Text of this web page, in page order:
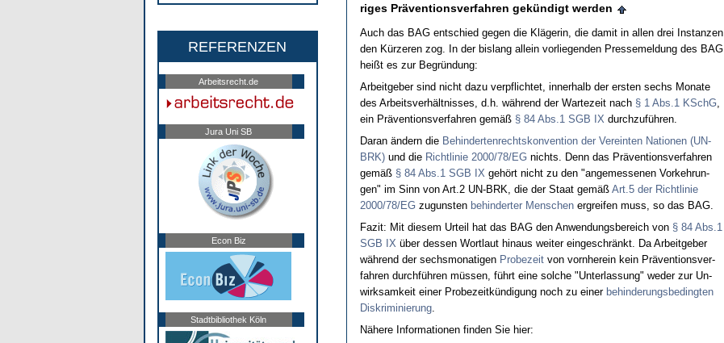
REFERENZEN
Arbeitsrecht.de
Jura Uni SB
Econ Biz
Stadtbibliothek Köln
ri­ges Präven­ti­ons­ver­fah­ren gekündigt wer­den
Auch das BAG ent­schied ge­gen die Kläge­rin, die da­mit in al­len drei In­stan­zen
den Kürze­ren zog. In der bis­lang al­lein vor­lie­gen­den Pres­se­mel­dung des BAG
heißt es zur Be­gründung:
Ar­beit­ge­ber sind nicht da­zu ver­pflich­tet, in­ner­halb der ers­ten sechs Mo­na­te
des Ar­beits­verhält­nis­ses, d.h. während der War­te­zeit nach § 1 Abs.1 KSchG,
ein Präven­ti­ons­ver­fah­ren gemäß § 84 Abs.1 SGB IX durch­zuführen.
Dar­an ändern die Be­hin­der­ten­rechts­kon­ven­ti­on der Ver­ein­ten Na­tio­nen (UN-
BRK)und die Richt­li­nie 2000/78/EGnichts. Denn das Präven­ti­ons­ver­fah­ren
gemäß § 84 Abs.1 SGB IX gehört nicht zu den "an­ge­mes­se­nen Vor­keh­run­
gen" im Sinn von Art.2 UN-BRK, die der Staat gemäß Art.5 der Richt­li­nie
2000/78/EGzu­guns­ten be­hin­der­ter Men­schener­grei­fen muss, so das BAG.
Fa­zit: Mit die­sem Ur­teil hat das BAG den An­wen­dungs­be­reich von § 84 Abs.1
SGB IX über des­sen Wort­laut hin­aus wei­ter ein­ge­schränkt. Da Ar­beit­ge­ber
während der sechs­mo­na­ti­gen Pro­be­zeitvon vorn­her­ein kein Präven­ti­ons­ver­
fah­ren durchführen müssen, führt ei­ne sol­che "Un­ter­las­sung" we­der zur Un­
wirk­sam­keit ei­ner Pro­be­zeitkündi­gung noch zu ei­ner be­hin­de­rungs­be­ding­ten
Dis­kri­mi­nie­rung.
Nähe­re In­for­ma­tio­nen fin­den Sie hier: